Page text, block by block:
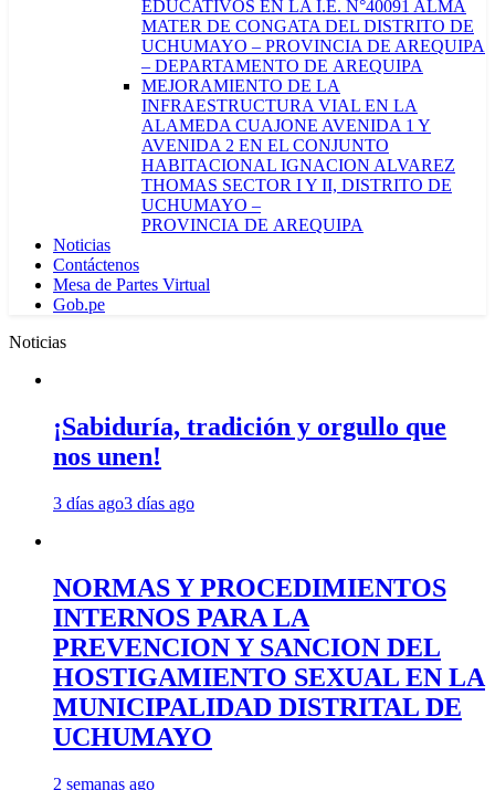
EDUCATIVOS EN LA I.E. N°40091 ALMA
MATER DE CONGATA DEL DISTRITO DE
UCHUMAYO – PROVINCIA DE AREQUIPA
– DEPARTAMENTO DE AREQUIPA
MEJORAMIENTO DE LA
INFRAESTRUCTURA VIAL EN LA
ALAMEDA CUAJONE AVENIDA 1 Y
AVENIDA 2 EN EL CONJUNTO
HABITACIONAL IGNACION ALVAREZ
THOMAS SECTOR I Y II, DISTRITO DE
UCHUMAYO –
PROVINCIA DE AREQUIPA
Noticias
Contáctenos
Mesa de Partes Virtual
Gob.pe
Noticias
¡Sabiduría, tradición y orgullo que
nos unen!
3 días ago3 días ago
NORMAS Y PROCEDIMIENTOS
INTERNOS PARA LA
PREVENCION Y SANCION DEL
HOSTIGAMIENTO SEXUAL EN LA
MUNICIPALIDAD DISTRITAL DE
UCHUMAYO
2 semanas ago